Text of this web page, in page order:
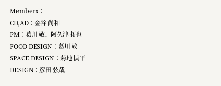
Members：
CD,AD：金谷 尚和
PM：葛川 敬、阿久津 拓也
FOOD DESIGN：葛川 敬
SPACE DESIGN：菊地 慎平
DESIGN：彦田 弦哉